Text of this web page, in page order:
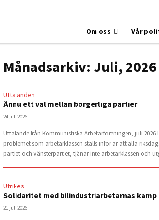
Om oss Vår
Månadsarkiv: Juli, 2026
Uttalanden
Ännu ett val mellan borgerliga partier
24 juli 2026
Uttalande från Kommunistiska Arbetarföreningen, juli
problemet som arbetarklassen ställs inför är att alla
partiet och Vänsterpartiet, tjänar inte arbetarklassen och
Utrikes
Solidaritet med bilindustriarbetarnas kamp
21 juli 2026